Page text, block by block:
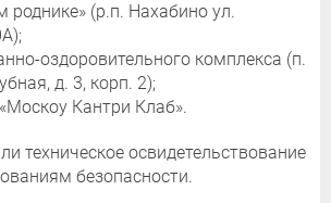
роднике» (р.п. Нахабино ул.
оздоровительного комплекса (п.
д. 3, корп. 2);
Кантри Клаб».
техническое освидетельствование
безопасности.